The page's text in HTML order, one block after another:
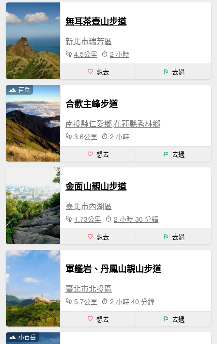
無耳茶壺山步道
新北市瑞芳區
4.5公里 2 小時
想去 去過
百岳
合歡主峰步道
南投縣仁愛鄉,花蓮縣秀林鄉
3.6公里 2 小時
想去 去過
金面山親山步道
臺北市內湖區
1.73公里 2 小時 30 分鐘
想去 去過
軍艦岩、丹鳳山親山步道
臺北市北投區
5.7公里 2 小時 40 分鐘
想去 去過
小百岳